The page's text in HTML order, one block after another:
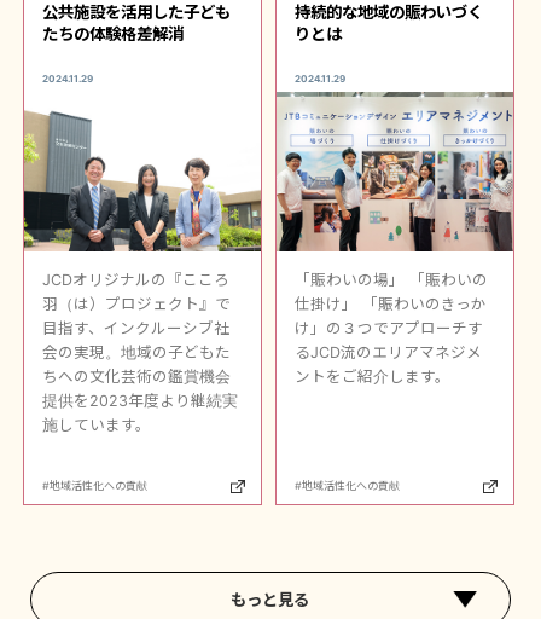
公共施設を活用した子ども
たちの体験格差解消
2024.11.29
JCDオリジナルの『こころ
羽（は）プロジェクト』で
目指す、インクルーシブ社
会の実現。地域の子どもた
ちへの文化芸術の鑑賞機会
提供を2023年度より継続実
施しています。
#地域活性化への貢献
持続的な地域の賑わいづく
りとは
2024.11.29
「賑わいの場」 「賑わいの
仕掛け」 「賑わいのきっか
け」の３つでアプローチす
るJCD流のエリアマネジメ
ントをご紹介します。
#地域活性化への貢献
もっと見る